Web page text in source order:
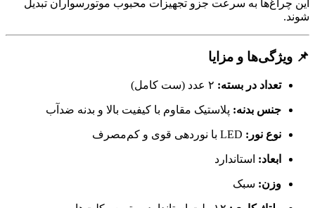
این چراغ‌ها به سرعت جزو تجهیزات محبوب موتورسواران تبدیل
شوند.
📌 ویژگی‌ها و مزایا
تعداد در بسته:
جنس بدنه: پلاستیک مقاوم با کیفیت بالا و بدنه ضدآب
نوع نور:
ابعاد: استاندارد
وزن: سبک